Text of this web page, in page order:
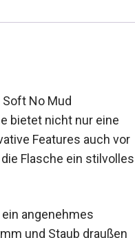
Soft No Mud
bietet nicht nur eine
Features auch vor
Flasche ein stilvolles
angenehmes
und Staub draußen